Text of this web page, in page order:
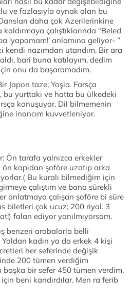
ve fazlasıyla oynak olan bu
daha çok Azerilerinkine
çalıştıklarında “Beled
‘yapamam!’ anlamına geliyor- ”
nazımdan utandım. Bir ara
bari buna katılayım, dedim
onu da başaramadım.
Japon taze; Yoşia. Farsça
bu yurttaki ve hatta bu ülkedeki
konuşuyor. Dil bilmemenin
inancım kuvvetleniyor.
Ön tarafa yalnızca erkekler
kapıdan şoföre uzatıp arka
Bu kuralı bilmediğim için
çalıştım ve bana sürekli
anlatmaya çalışan şoföre bi süre
biletleri çok ucuz; 200 riyal. 3
falan ediyor yanılmıyorsam.
benzeri arabalarla belli
kadın ya da erkek 4 kişi
her seferinde değişik
200 tümen verdiğim
başka bir sefer 450 tümen verdim.
beni kandırdılar. Men ra ferib